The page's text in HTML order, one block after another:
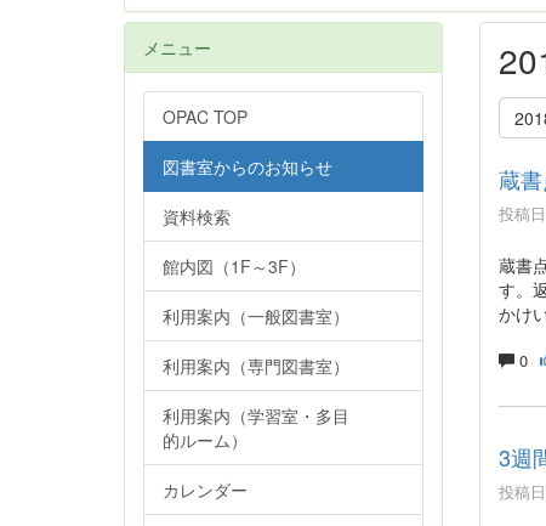
蔵
投稿
蔵書
す。
かけ
0
3週
投稿
メニュー
OPAC TOP
図書室からのお知らせ
資料検索
館内図（1F～3F）
利用案内（一般図書室）
利用案内（専門図書室）
利用案内（学習室・多目
的ルーム）
カレンダー